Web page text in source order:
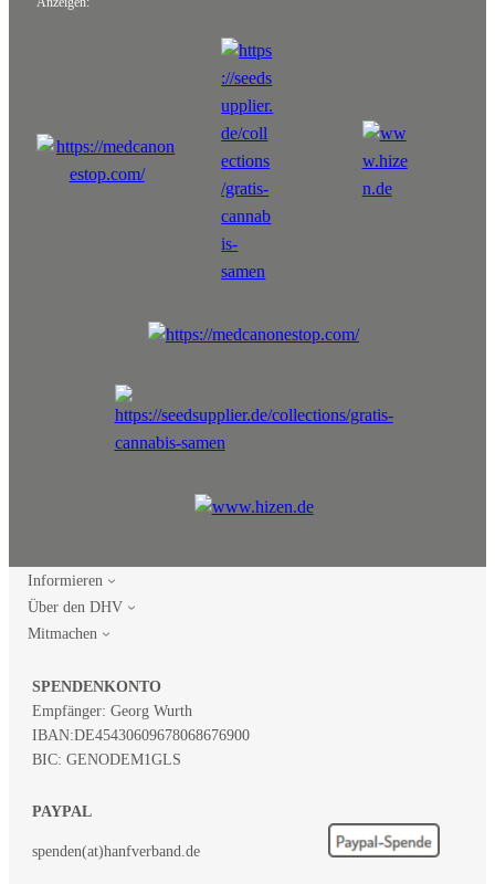
Informieren
Über den DHV
Mitmachen
SPENDENKONTO
Empfänger: Georg Wurth
IBAN:DE45430609678068676900
BIC: GENODEM1GLS
PAYPAL
spenden(at)hanfverband.de